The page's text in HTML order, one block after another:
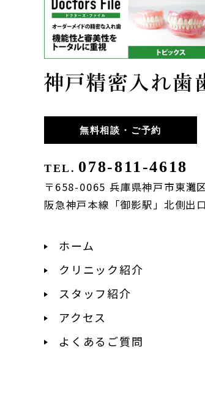
無料相談・ご予約
TEL. 078-811-4618
〒658-0065 兵庫県神戸市東灘
阪急神戸本線「御影駅」北側出
ホーム
クリニック紹介
スタッフ紹介
アクセス
よくあるご質問